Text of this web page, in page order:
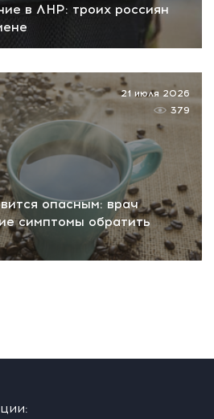
в ЛНР: троих россиян
опасным: врач
симптомы обратить
21 июля 2026
379